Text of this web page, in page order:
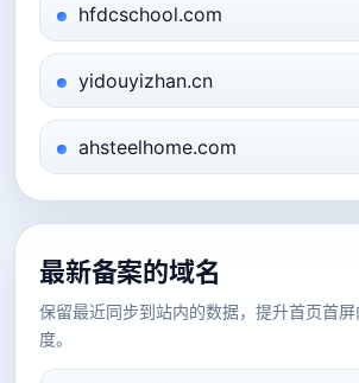
hfdcschool.com
yidouyizhan.cn
ahsteelhome.com
最新备案的域名
保留最近同步到站内的数据，提升首页首
度。